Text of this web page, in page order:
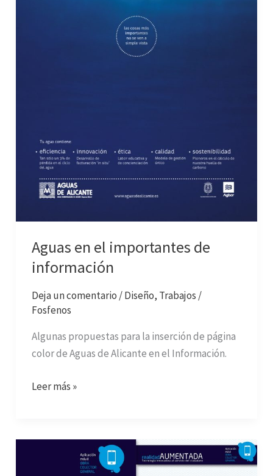
Aguas en el importantes de
información
Deja un comentario /Diseño, Trabajos /
Fosfenos
Algunas propuestas para la inserción de página
color de Aguas de Alicante en el Información.
Leer más »
aumentada